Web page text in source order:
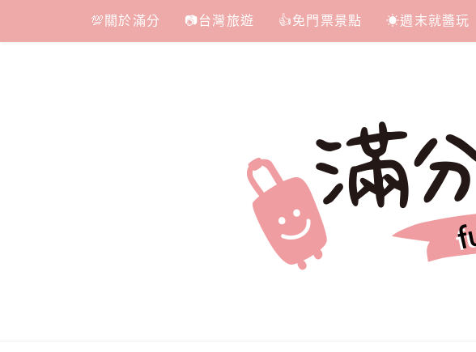
content
💯關於滿分 📷台灣旅遊 👍免門票景點 ☀週末就醬玩